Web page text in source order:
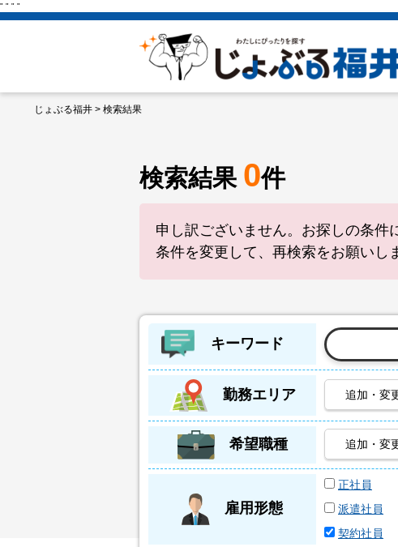
" " " "
じょぶる福井 > 検索結果
検索結果 0件
申し訳ございません。お探しの条件
条件を変更して、再検索をお願いし
キーワード
勤務エリア 追加・変
希望職種 追加・変
雇用形態
正社員
派遣社員
契約社員